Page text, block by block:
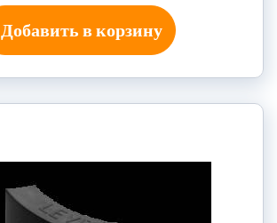
Добавить в корзину